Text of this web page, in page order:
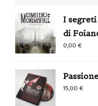
I
di
0,00€
15,00€